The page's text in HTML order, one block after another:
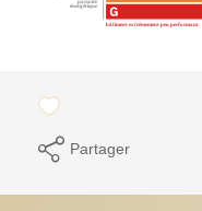
Partager